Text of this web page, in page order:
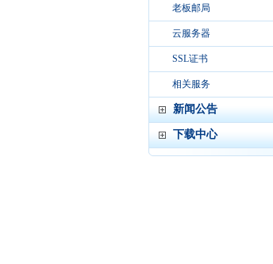
老板邮局
云服务器
SSL证书
相关服务
新闻公告
下载中心